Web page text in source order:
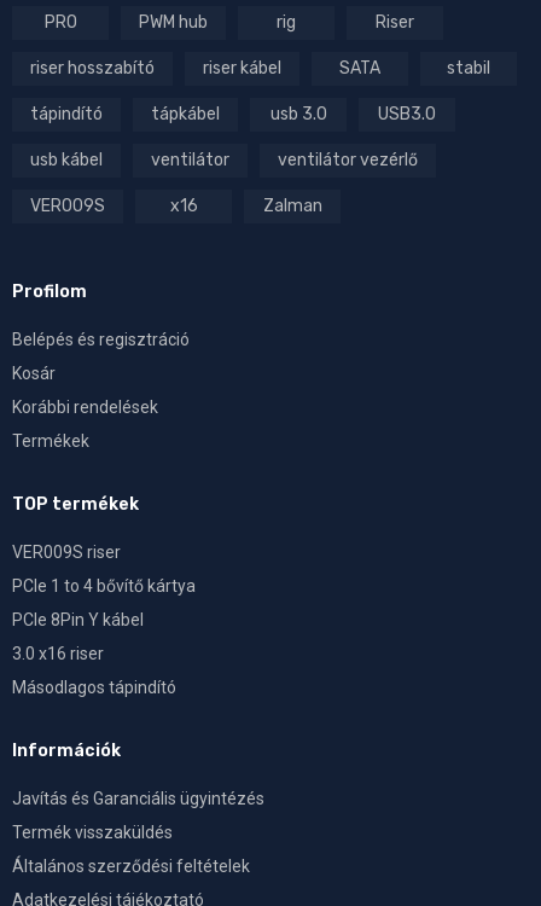
PRO PWM hub rig Riser
riser hosszabító riser kábel SATA stabil
tápindító tápkábel usb 3.0 USB3.0
usb kábel ventilátor ventilátor vezérlő
VER009S x16 Zalman
Profilom
Belépés és regisztráció
Kosár
Korábbi rendelések
Termékek
TOP termékek
VER009S riser
PCIe 1 to 4 bővítő kártya
PCIe 8Pin Y kábel
3.0 x16 riser
Másodlagos tápindító
Információk
Javítás és Garanciális ügyintézés
Termék visszaküldés
Általános szerződési feltételek
Adatkezelési tájékoztató